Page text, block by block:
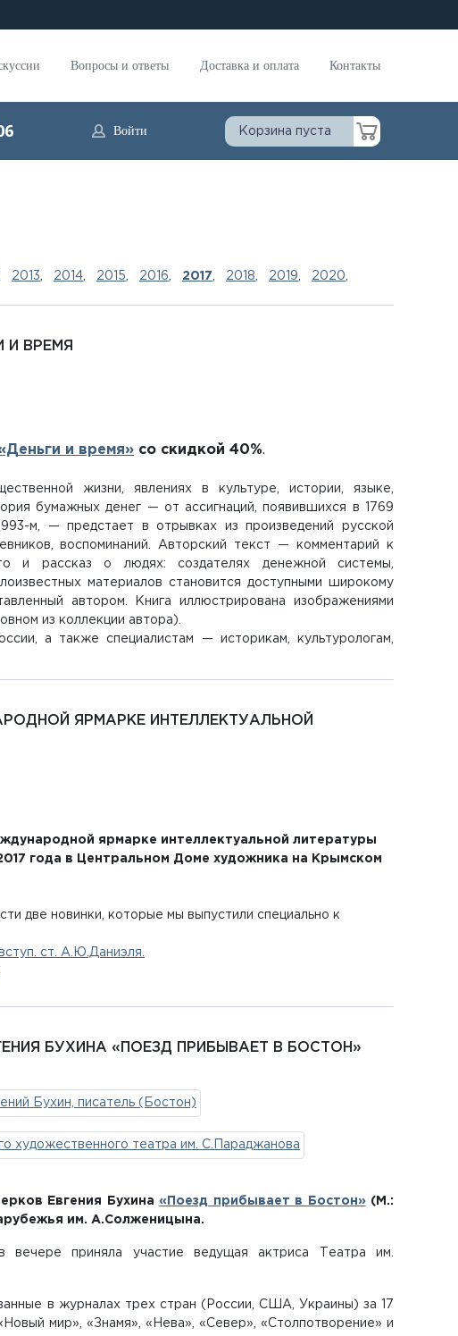
Вопросы и ответы Доставка и оплата Контакты
Войти Корзина пуста
2013 2014 2015 2016 2017 2018 2019 2020
И ВРЕМЯ
и время» со скидкой 40%.
жизни, явлениях в культуре, истории, языке,
бумажных денег — от ассигнаций, появившихся в 1769
м, — предстает в отрывках из произведений русской
воспоминаний. Авторский текст — комментарий к
и рассказ о людях: создателях денежной системы,
материалов становится доступными широкому
автором. Книга иллюстрирована изображениями
из коллекции автора).
а также специалистам — историкам, культурологам,
ЯРМАРКЕ ИНТЕЛЛЕКТУАЛЬНОЙ
ярмарке интеллектуальной литературы
года в Центральном Доме художника на Крымском
две новинки, которые мы выпустили специально к
ст. А.Ю.Даниэля.
БУХИНА «ПОЕЗД ПРИБЫВАЕТ В БОСТОН»
Евгения Бухина«Поезд прибывает в Бостон»(М.:
им. А.Солженицына.
приняла участие ведущая актриса Театра им.
в журналах трех стран (России, США, Украины) за 17
мир», «Знамя», «Нева», «Север», «Столпотворение» и